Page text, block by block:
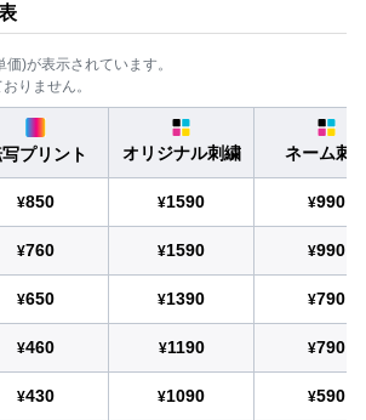
)が表示されています。
りません。
プリント オリジナル刺繍 ネーム刺
¥850 ¥1590 ¥990
¥760 ¥1590 ¥990
¥650 ¥1390 ¥790
¥460 ¥1190 ¥790
¥430 ¥1090 ¥590